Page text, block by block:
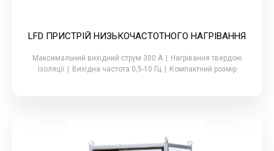
LFD ПРИСТРІЙ НИЗЬКОЧАСТОТНОГО НАГРІВАННЯ
Максимальний вихідний струм 300 А
Нагрівання твердою
ізоляції
Вихідна частота 0,5-10 Гц Компактний розмір